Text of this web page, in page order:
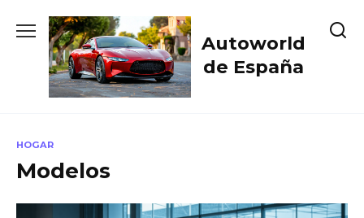
content
Autoworld
de España
HOGAR
Modelos